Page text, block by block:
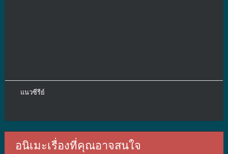
แนวซีรีย์
อนิเมะเรื่องที่คุณอาจสนใจ